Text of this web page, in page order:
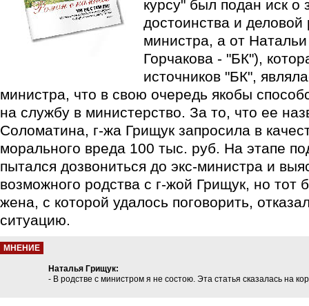
курсу" был подан иск о
достоинства и деловой
министра, а от
Горчакова - "БК"),
источников "БК",
министра, что в свою очередь якобы
на службу в министерство. За то, что ее
Соломатина, г-жа Грищук запросила в
морального вреда 100 тыс. руб. На этапе
пытался дозвониться до экс-министра и
возможного родства с г-жой Грищук, но тот
жена, с которой удалось поговорить,
ситуацию.
МНЕНИЕ
Наталья Грищук:
- В родстве с министром я не состою. Эта статья сказалась на